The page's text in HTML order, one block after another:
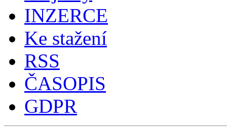
INZERCE
Ke stažení
RSS
ČASOPIS
GDPR